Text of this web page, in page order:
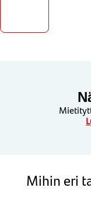
Mihin eri